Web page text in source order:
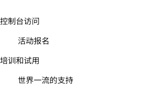
控制台访问
活动报名
培训和试用
世界一流的支持